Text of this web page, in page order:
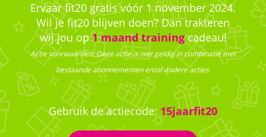
Ervaar fit20 gratis vóór 1 november 2024.
Wil je fit20 blijven doen? Dan trakteren
wij jou op1 maand trainingcadeau!
Actie voorwaarden: Deze actie is niet geldig in combinatie met
bestaande abonnementen en/of andere acties.
Gebruik de actiecode: 15jaarfit20